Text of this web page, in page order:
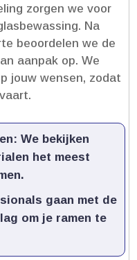
zorgen we voor
Na
beoordelen we de
aanpak op.​ We
jouw wensen, zodat
We bekijken
het meest
gaan met de
om je ramen te